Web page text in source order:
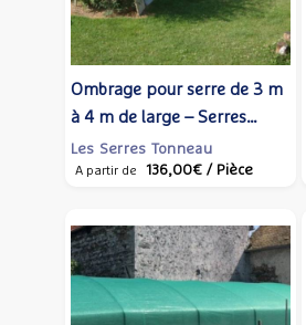
Ombrage pour serre de 3 m
à 4 m de large – Serres
Tonneau
Les Serres Tonneau
A partir de 136,00€ / Pièce